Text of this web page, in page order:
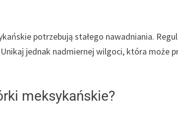
potrzebują stałego nawadniania.
jednak nadmiernej wilgoci, która może
meksykańskie?